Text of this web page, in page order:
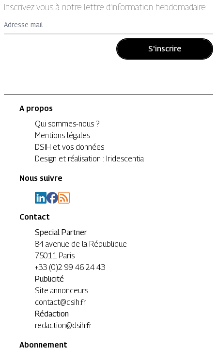
Inscrivez-vous à notre lettre d’information hebdomadaire.
Adresse mail
S'inscrire
A propos
Qui sommes-nous ?
Mentions légales
DSIH et vos données
Design et réalisation : Iridescentia
Nous suivre
Contact
Special Partner
84 avenue de la République
75011 Paris
+33 (0)2 99 46 24 43
Publicité
Site annonceurs
contact@dsih.fr
Rédaction
redaction@dsih.fr
Abonnement